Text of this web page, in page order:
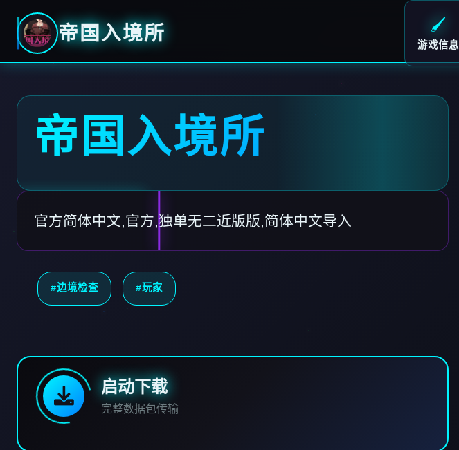
帝国入境所 🖌️
游戏信息
帝国入境所
官方简体中文,官方,独单无二近版版,简体中文导入
#边境检查 #玩家
启动下载
完整数据包传输